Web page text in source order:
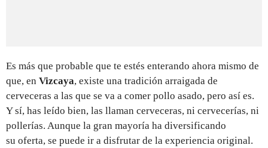
Es más que probable que te estés enterando ahora mismo de
que, en Vizcaya, existe una tradición arraigada de
cerveceras a las que se va a comer pollo asado, pero así es.
Y sí, has leído bien, las llaman cerveceras, ni cervecerías, ni
pollerías. Aunque la gran mayoría ha diversificando
su oferta, se puede ir a disfrutar de la experiencia original.